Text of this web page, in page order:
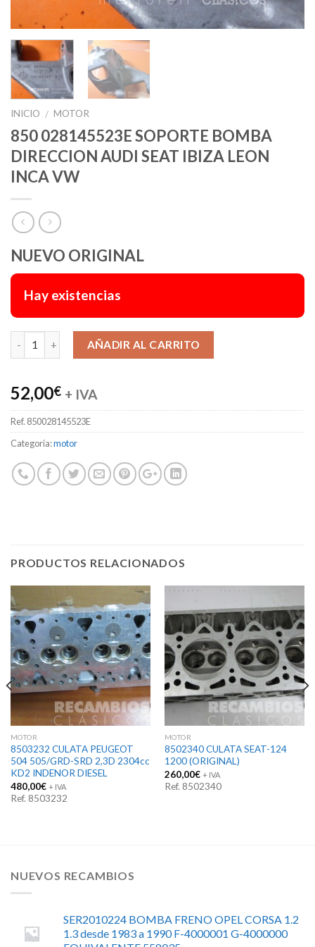
INICIO / MOTOR
850 028145523E SOPORTE BOMBA
DIRECCION AUDI SEAT IBIZA LEON
INCA VW
NUEVO ORIGINAL
Hay existencias
AÑADIR AL CARRITO
52,00€ + IVA
Ref. 850028145523E
Categoría:motor
PRODUCTOS RELACIONADOS
MOTOR
8503232 CULATA PEUGEOT
504 505/GRD-SRD 2,3D 2304cc
KD2 INDENOR DIESEL
480,00€ + IVA
Ref. 8503232
MOTOR
8502340 CULATA SEAT-124
1200 (ORIGINAL)
260,00€ + IVA
Ref. 8502340
NUEVOS RECAMBIOS
SER2010224 BOMBA FRENO OPEL CORSA 1.2
1.3 desde 1983 a 1990 F-4000001 G-4000000